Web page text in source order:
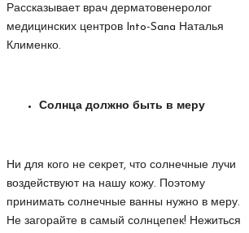
Рассказывает врач дерматовенеролог
медицинских центров Into-Sana Наталья
Клименко.
Солнца должно быть в меру
Ни для кого не секрет, что солнечные лучи
воздействуют на нашу кожу. Поэтому
принимать солнечные ванны нужно в меру.
Не загорайте в самый солнцепек! Нежиться